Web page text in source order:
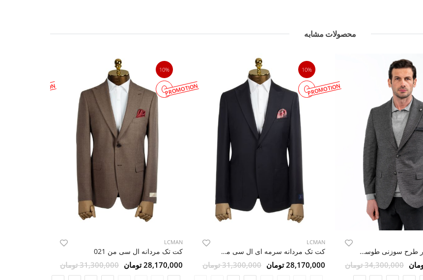
محصولات مشابه
کت تک یقه بلیزر طرح سوزنی طوسی 49
34,300,000 تومان
10%
PROMOTION
LCMAN
کت تک مردانه سرمه ای ال سی من 014
28,170,000 تومان 31,300,000 تومان
10%
PROMOTION
LCMAN
کت تک مردانه ال سی من 021
28,170,000 تومان 31,300,000 تومان
PROMOTION